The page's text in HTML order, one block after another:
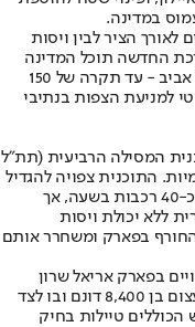
במדינה.
הציר לבין ויסות
החדשה תוכל המדינה
לשלוט באופן מלא על הספיקה המוזרמת לתל אביב - עד תקרה של 150
למניעת הצפות בנתיבי
המסילה הרביעית (תת"ל
התוכנית צפויה להגדיל
את תדירות הרכבות בפרוזדור איילון מכ-28 לכ-40 רכבות בשעה, אך
ללא יכולת ויסות
בפארק ומשחרר אותם
בפארק אריאל שרון
להכנס לפיתוח מואץ אשר בסופו יכלול שטח עצום בן 8,400 דונם ובו לצד
טיילות בחיק